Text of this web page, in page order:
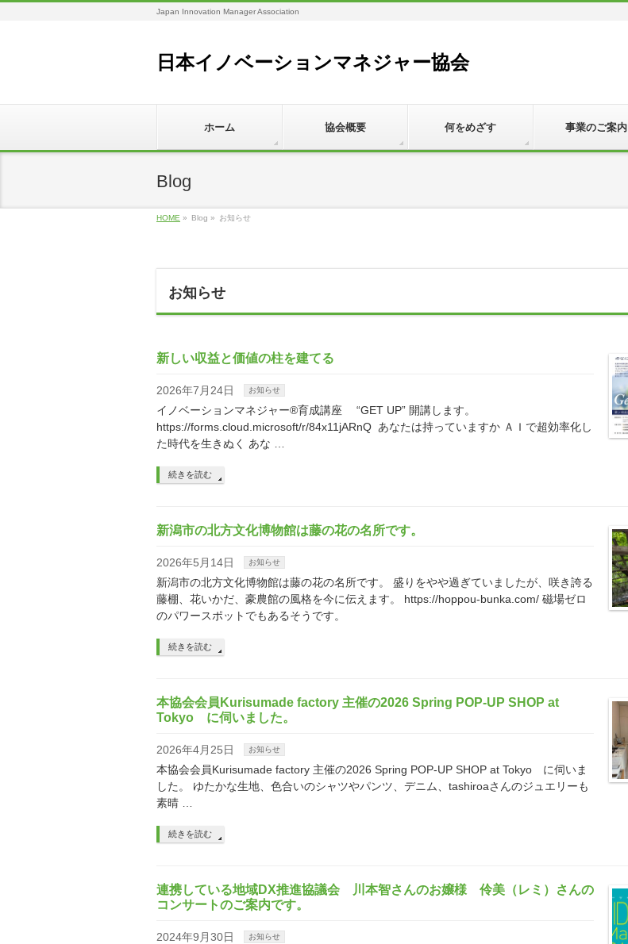
Japan Innovation Manager Association
日本イノベーションマネジャー協会
ホーム 協会概要 何をめざす 事業のご案内
Blog
HOME » Blog » お知らせ
お知らせ
新しい収益と価値の柱を建てる
2026年7月24日 お知らせ
イノベーションマネジャー®育成講座 “GET UP” 開講します。
https://forms.cloud.microsoft/r/84x11jARnQ あなたは持っていますか ＡＩで超効率化し
た時代を生きぬく あな …
続きを読む
新潟市の北方文化博物館は藤の花の名所です。
2026年5月14日 お知らせ
新潟市の北方文化博物館は藤の花の名所です。 盛りをやや過ぎていましたが、咲き誇る
藤棚、花いかだ、豪農館の風格を今に伝えます。 https://hoppou-bunka.com/ 磁場ゼロ
のパワースポットでもあるそうです。
続きを読む
本協会会員Kurisumade factory 主催の2026 Spring POP-UP SHOP at
Tokyo に伺いました。
2026年4月25日 お知らせ
本協会会員Kurisumade factory 主催の2026 Spring POP-UP SHOP at Tokyo に伺いま
した。 ゆたかな生地、色合いのシャツやパンツ、デニム、tashiroaさんのジュエリーも
素晴 …
続きを読む
連携している地域DX推進協議会 川本智さんのお嬢様 伶美（レミ）さんの
コンサートのご案内です。
2024年9月30日 お知らせ